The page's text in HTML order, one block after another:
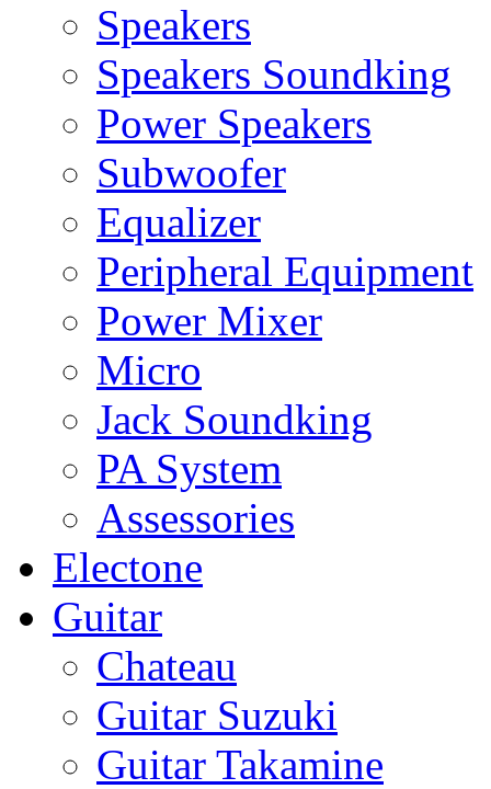
Speakers
Speakers Soundking
Power Speakers
Subwoofer
Equalizer
Peripheral Equipment
Power Mixer
Micro
Jack Soundking
PA System
Assessories
Electone
Guitar
Chateau
Guitar Suzuki
Guitar Takamine